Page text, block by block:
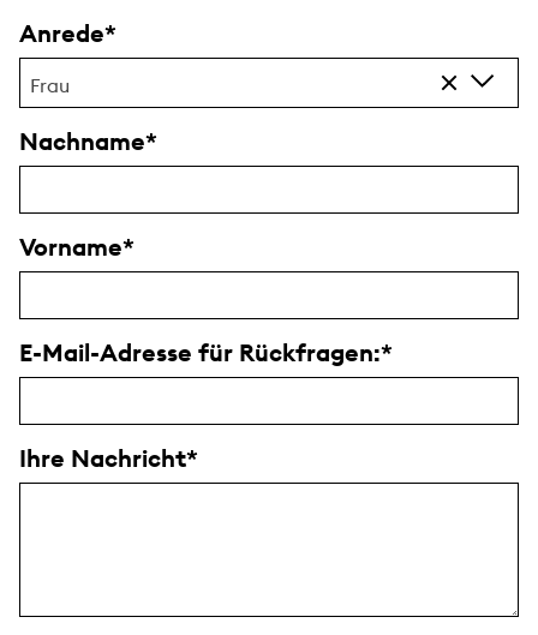
Anrede
Frau
Nachname
Vorname
E-Mail-Adresse für Rückfragen:
Ihre Nachricht